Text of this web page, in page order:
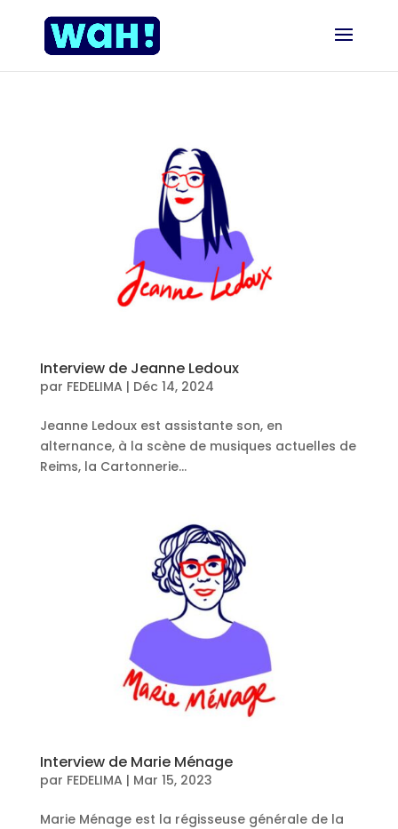
Interview de Jeanne Ledoux
par FEDELIMA | Déc 14, 2024
Jeanne Ledoux est assistante son, en
alternance, à la scène de musiques actuelles de
Reims, la Cartonnerie...
Interview de Marie Ménage
par FEDELIMA | Mar 15, 2023
Marie Ménage est la régisseuse générale de la